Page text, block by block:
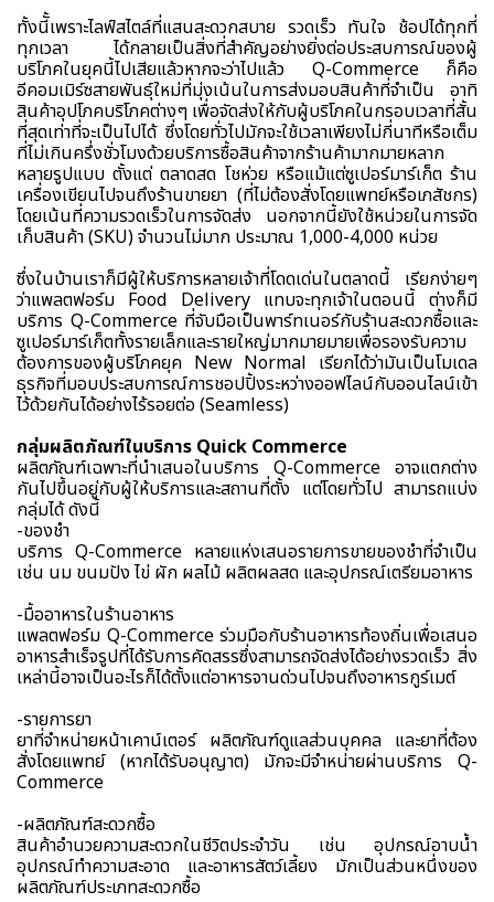
ทั้งนีั้เพราะไลฟ์สไตล์ที่แสนสะดวกสบาย รวดเร็ว ทันใจ ช้อปได้ทุกที่
ทุกเวลา ได้กลายเป็นสิ่งที่สำคัญอย่างยิ่งต่อประสบการณ์ของผู้
บริโภคในยุคนี้ไปเสียแล้วหากจะว่าไปแล้ว Q-Commerce ก็คือ
อีคอมเมิร์ซสายพันธุ์ใหม่ที่มุ่งเน้นในการส่งมอบสินค้าที่จำเป็น อาทิ
สินค้าอุปโภคบริโภคต่างๆ เพื่อจัดส่งให้กับผู้บริโภคในกรอบเวลาที่สั้น
ที่สุดเท่าที่จะเป็นไปได้ ซึ่งโดยทั่วไปมักจะใช้เวลาเพียงไม่กี่นาทีหรือเต็ม
ที่ไม่เกินครึ่งชั่วโมงด้วยบริการซื้อสินค้าจากร้านค้ามากมายหลาก
หลายรูปแบบ ตั้งแต่ ตลาดสด โชห่วย หรือแม้แต่ซูเปอร์มาร์เก็ต ร้าน
เครื่องเขียนไปจนถึงร้านขายยา (ที่ไม่ต้องสั่งโดยแพทย์หรือเภสัชกร)
โดยเน้นที่ความรวดเร็วในการจัดส่ง นอกจากนี้ยังใช้หน่วยในการจัด
เก็บสินค้า (SKU) จำนวนไม่มาก ประมาณ 1,000-4,000 หน่วย
ซึ่งในบ้านเราก็มีผู้ให้บริการหลายเจ้าที่โดดเด่นในตลาดนี้ เรียกง่ายๆ
ว่าแพลตฟอร์ม Food Delivery แทบจะทุกเจ้าในตอนนี้ ต่างก็มี
บริการ Q-Commerce ที่จับมือเป็นพาร์ทเนอร์กับร้านสะดวกซื้อและ
ซูเปอร์มาร์เก็ตทั้งรายเล็กและรายใหญ่มากมายมายเพื่อรองรับความ
ต้องการของผู้บริโภคยุค New Normal เรียกได้ว่ามันเป็นโมเดล
ธุรกิจที่มอบประสบการณ์การชอปปิ้งระหว่างออฟไลน์กับออนไลน์เข้า
ไว้ด้วยกันได้อย่างไร้รอยต่อ (Seamless)
กลุ่มผลิตภัณฑ์ในบริการ Quick Commerce
ผลิตภัณฑ์เฉพาะที่นำเสนอในบริการ Q-Commerce อาจแตกต่าง
กันไปขึ้นอยู่กับผู้ให้บริการและสถานที่ตั้ง แต่โดยทั่วไป สามารถแบ่ง
กลุ่มได้ ดังนี้
-ของชำ
บริการ Q-Commerce หลายแห่งเสนอรายการขายของชำที่จำเป็น
เช่น นม ขนมปัง ไข่ ผัก ผลไม้ ผลิตผลสด และอุปกรณ์เตรียมอาหาร
-มื้ออาหารในร้านอาหาร
แพลตฟอร์ม Q-Commerce ร่วมมือกับร้านอาหารท้องถิ่นเพื่อเสนอ
อาหารสำเร็จรูปที่ได้รับการคัดสรรซึ่งสามารถจัดส่งได้อย่างรวดเร็ว สิ่ง
เหล่านี้อาจเป็นอะไรก็ได้ตั้งแต่อาหารจานด่วนไปจนถึงอาหารกูร์เมต์
-รายการยา
ยาที่จำหน่ายหน้าเคาน์เตอร์ ผลิตภัณฑ์ดูแลส่วนบุคคล และยาที่ต้อง
สั่งโดยแพทย์ (หากได้รับอนุญาต) มักจะมีจำหน่ายผ่านบริการ Q-
Commerce
-ผลิตภัณฑ์สะดวกซื้อ
สินค้าอำนวยความสะดวกในชีวิตประจำวัน เช่น อุปกรณ์อาบน้ำ
อุปกรณ์ทำความสะอาด และอาหารสัตว์เลี้ยง มักเป็นส่วนหนึ่งของ
ผลิตภัณฑ์ประเภทสะดวกซื้อ